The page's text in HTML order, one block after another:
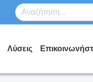
Λύσεις